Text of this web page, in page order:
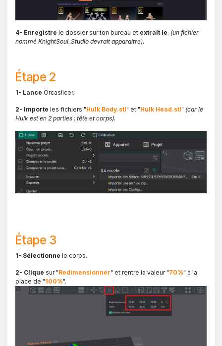
4- Enregistre le dossier sur ton bureau et extrait le. (un fichier
nommé KnightSoul_Studio devrait apparaitre).
Étape 2
1- Lance Orcaslicer.
2- Importe les fichiers "Hulk Body.stl" et "Hulk Head.stl" (car le
Hulk est en 2 parties : tête et corps).
Étape 3
1- Sélectionne le corps.
2- Clique sur "Redimensionner" et rentre la valeur "70%" à la
place de "100%".